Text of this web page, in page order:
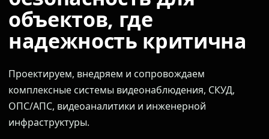
объектов, где
надежность критична
Проектируем, внедряем и сопровождаем
комплексные системы видеонаблюдения, СКУД,
ОПС/АПС, видеоаналитики и инженерной
инфраструктуры.